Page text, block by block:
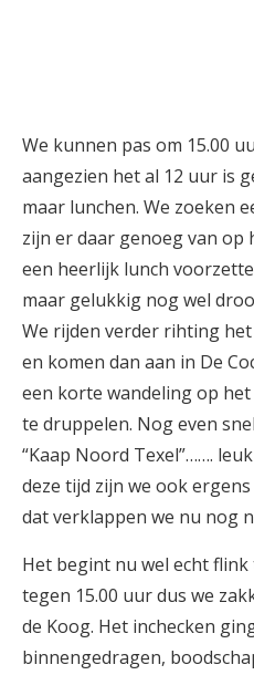
We kunnen pas om 15.00
aangezien het al 12 uur is
maar lunchen. We zoeken
zijn er daar genoeg van op
een heerlijk lunch
maar gelukkig nog wel
We rijden verder rihting
en komen dan aan in De
een korte wandeling op
te druppelen. Nog even
“Kaap Noord Texel”…….
deze tijd zijn we ook
dat verklappen we nu nog
Het begint nu wel echt
tegen 15.00 uur dus we
de Koog. Het inchecken
binnengedragen,